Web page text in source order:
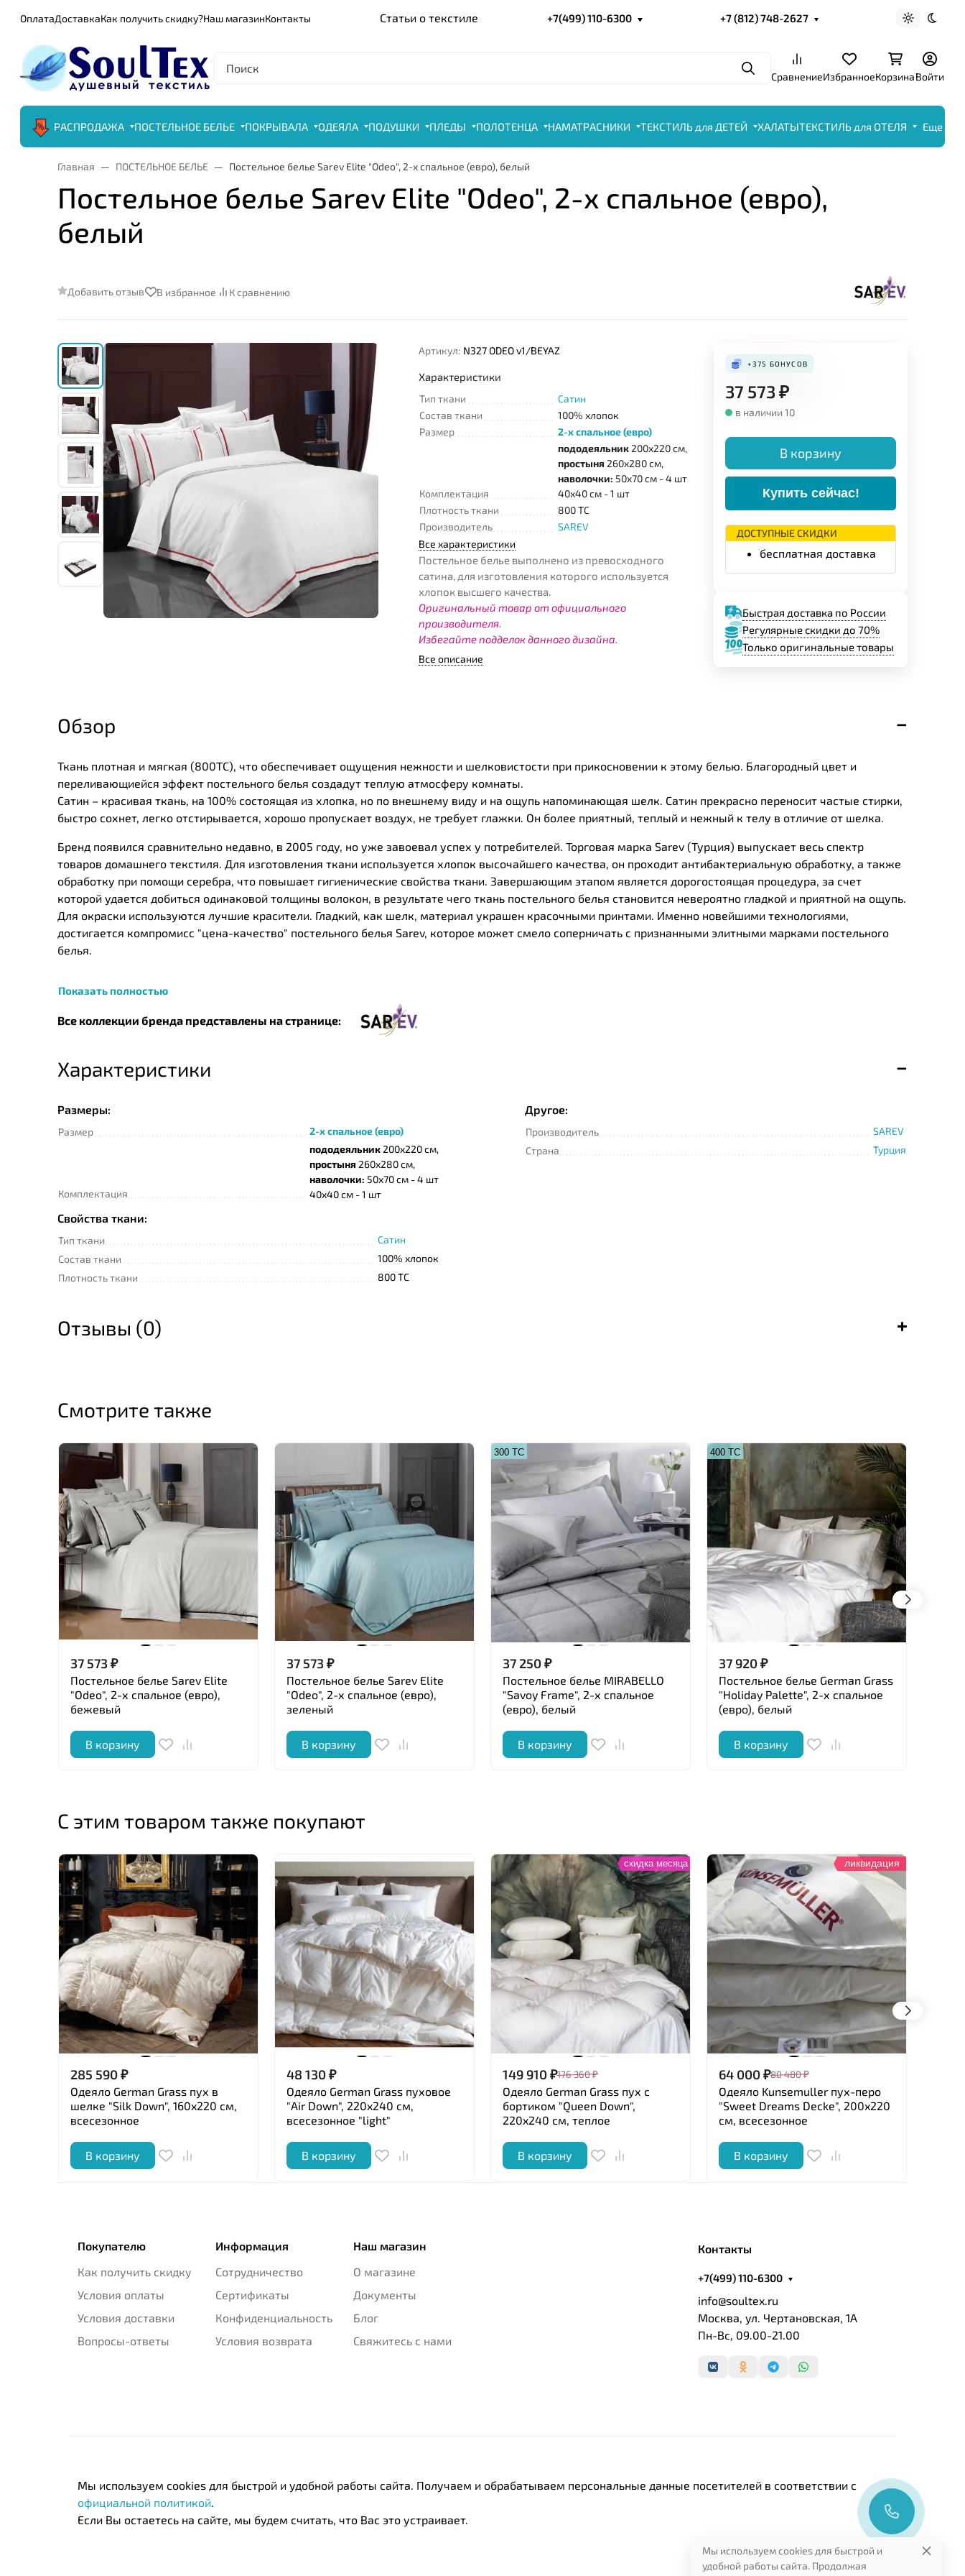
ОплатаДоставкаКак получить скидку?Наш магазинКонтакты Статьи о текстиле +7(499) 110-6300 +7 (812) 748-2627 Светлая
ПоискСравнениеИзбранноеКорзинаВойти
РАСПРОДАЖА ПОСТЕЛЬНОЕ БЕЛЬЕ ПОКРЫВАЛА ОДЕЯЛА ПОДУШКИ ПЛЕДЫ ПОЛОТЕНЦА НАМАТРАСНИКИ ТЕКСТИЛЬ для ДЕТЕЙ ХАЛАТЫТЕКСТИЛЬ для ОТЕЛЯ Еще
Главная ПОСТЕЛЬНОЕ БЕЛЬЕ Постельное белье Sarev Elite "Odeo", 2-х спальное (евро), белый
Постельное белье Sarev Elite "Odeo", 2-х спальное (евро),
белый
Добавить отзыв В избранное К сравнению
Артикул: N327 ODEO v1/BEYAZ
Характеристики
Тип ткани
Сатин
Состав ткани
100% хлопок
Размер
2-х спальное (евро)
Комплектация
пододеяльник 200х220 см,
простыня 260х280 см,
наволочки: 50х70 см - 4 шт
40х40 см - 1 шт
Плотность ткани
800 TC
Производитель
SAREV
Все характеристики
Постельное белье выполнено из превосходного
cатина, для изготовления которого используется
хлопок высшего качества.
Оригинальный товар от официального
производителя.
Избегайте подделок данного дизайна.
Все описание
+375 БОНУСОВ
37 573 ₽
в наличии 10
В корзину
Купить сейчас!
ДОСТУПНЫЕ СКИДКИ
бесплатная доставка
Быстрая доставка по России
Регулярные скидки до 70%
Только оригинальные товары
Обзор
Ткань плотная и мягкая (800ТС), что обеспечивает ощущения нежности и шелковистости при прикосновении к этому белью. Благородный цвет и
переливающиейся эффект постельного белья создадут теплую атмосферу комнаты.
Сатин – красивая ткань, на 100% состоящая из хлопка, но по внешнему виду и на ощупь напоминающая шелк. Сатин прекрасно переносит частые стирки,
быстро сохнет, легко отстирывается, хорошо пропускает воздух, не требует глажки. Он более приятный, теплый и нежный к телу в отличие от шелка.
Бренд появился сравнительно недавно, в 2005 году, но уже завоевал успех у потребителей. Торговая марка Sarev (Турция) выпускает весь спектр
товаров домашнего текстиля. Для изготовления ткани используется хлопок высочайшего качества, он проходит антибактериальную обработку, а также
обработку при помощи серебра, что повышает гигиенические свойства ткани. Завершающим этапом является дорогостоящая процедура, за счет
которой удается добиться одинаковой толщины волокон, в результате чего ткань постельного белья становится невероятно гладкой и приятной на ощупь.
Для окраски используются лучшие красители. Гладкий, как шелк, материал украшен красочными принтами. Именно новейшими технологиями,
достигается компромисс "цена-качество" постельного белья Sarev, которое может смело соперничать с признанными элитными марками постельного
белья.
Показать полностью
Все коллекции бренда представлены на странице:
Характеристики
Размеры:
Размер 2-х спальное (евро)
Комплектация
пододеяльник 200х220 см,
простыня 260х280 см,
наволочки: 50х70 см - 4 шт
40х40 см - 1 шт
Свойства ткани:
Тип ткани
Сатин
Состав ткани
100% хлопок
Плотность ткани
800 TC
Другое:
Производитель
SAREV
Страна
Турция
Отзывы (0)
Смотрите также
37 573 ₽
Постельное белье Sarev Elite
"Odeo", 2-х спальное (евро),
бежевый
В корзину
37 573 ₽
Постельное белье Sarev Elite
"Odeo", 2-х спальное (евро),
зеленый
В корзину
300 ТС
37 250₽
Постельное белье MIRABELLO
"Savoy Frame", 2-х спальное
(евро), белый
В корзину
400 ТС
37 920₽
Постельное белье German Grass
"Holiday Palette", 2-х спальное
(евро), белый
В корзину
С этим товаром также покупают
285 590₽
Одеяло German Grass пух в
шелке "Silk Down", 160x220 см,
всесезонное
В корзину
48 130₽
Одеяло German Grass пуховое
"Air Down", 220x240 см,
всесезонное "light"
В корзину
скидка месяца
149 910₽176 360₽
Одеяло German Grass пух с
бортиком "Queen Down",
220x240 см, теплое
В корзину
ликвидация
64 000₽80 480₽
Одеяло Kunsemuller пух-перо
"Sweet Dreams Decke", 200x220
см, всесезонное
В корзину
Покупателю
Как получить скидку
Условия оплаты
Условия доставки
Вопросы-ответы
Информация
Сотрудничество
Сертификаты
Конфиденциальность
Условия возврата
Наш магазин
О магазине
Документы
Блог
Свяжитесь с нами
Контакты
+7(499) 110-6300
info@soultex.ru
Москва, ул. Чертановская, 1А
Пн-Вс, 09.00-21.00
Мы используем cookies для быстрой и удобной работы сайта. Получаем и обрабатываем персональные данные посетителей в соответствии с
официальной политикой.
Если Вы остаетесь на сайте, мы будем считать, что Вас это устраивает.
Мы используем cookies для быстрой и
удобной работы сайта. Продолжая